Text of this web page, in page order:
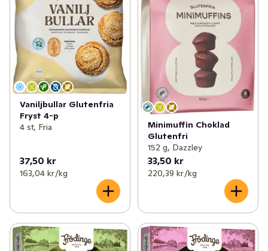
Vaniljbullar Glutenfria
Fryst 4-p
4 st, Fria
37,50 kr
163,04 kr /kg
Minimuffin Choklad
Glutenfri
152 g, Dazzley
33,50 kr
220,39 kr /kg